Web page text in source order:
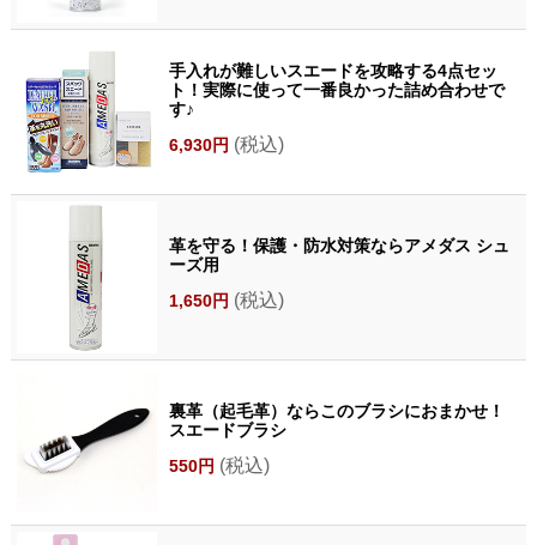
手入れが難しいスエードを攻略する4点セッ
ト！実際に使って一番良かった詰め合わせで
す♪
6,930円 (税込)
革を守る！保護・防水対策ならアメダス シュ
ーズ用
1,650円 (税込)
裏革（起毛革）ならこのブラシにおまかせ！
スエードブラシ
550円 (税込)